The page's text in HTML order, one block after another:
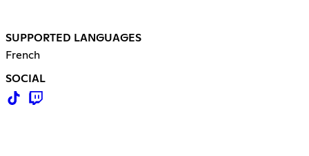
SUPPORTED LANGUAGES
French
SOCIAL